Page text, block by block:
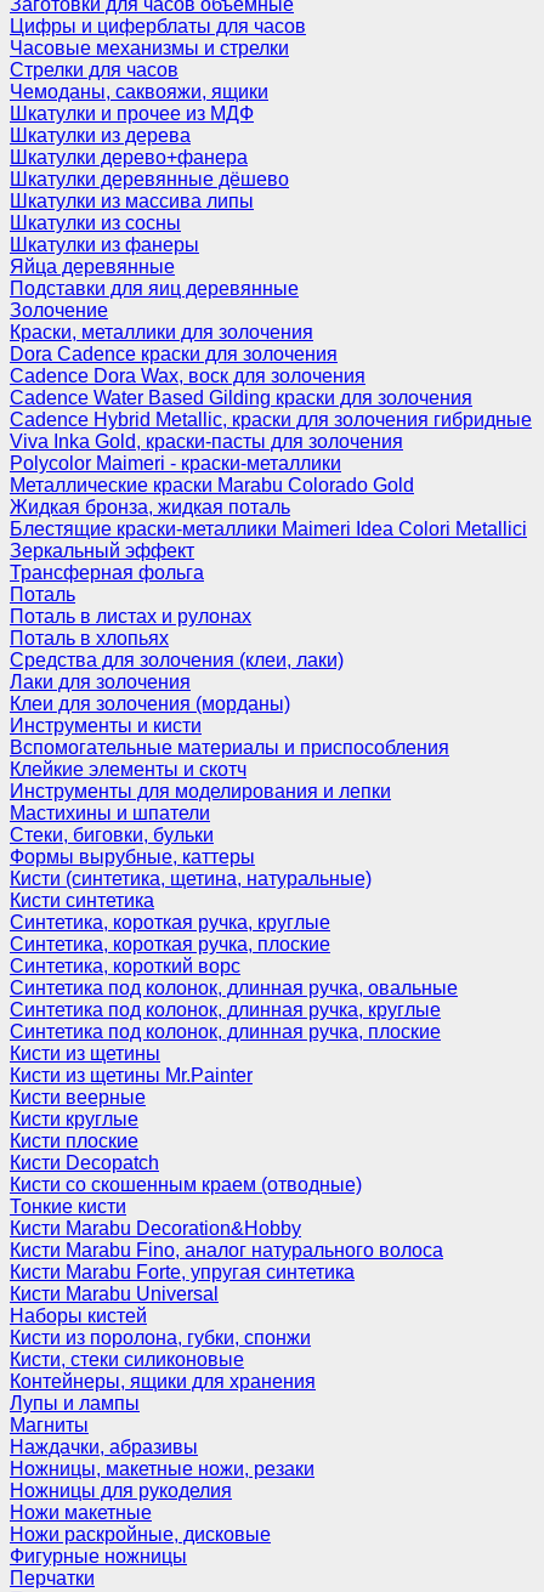
Заготовки для часов объемные
Цифры и циферблаты для часов
Часовые механизмы и стрелки
Стрелки для часов
Чемоданы, саквояжи, ящики
Шкатулки и прочее из МДФ
Шкатулки из дерева
Шкатулки дерево+фанера
Шкатулки деревянные дёшево
Шкатулки из массива липы
Шкатулки из сосны
Шкатулки из фанеры
Яйца деревянные
Подставки для яиц деревянные
Золочение
Краски, металлики для золочения
Dora Cadence краски для золочения
Cadence Dora Wax, воск для золочения
Cadence Water Based Gilding краски для золочения
Cadence Hybrid Metallic, краски для золочения гибридные
Viva Inka Gold, краски-пасты для золочения
Polycolor Maimeri - краски-металлики
Металлические краски Marabu Colorado Gold
Жидкая бронза, жидкая поталь
Блестящие краски-металлики Maimeri Idea Colori Metallici
Зеркальный эффект
Трансферная фольга
Поталь
Поталь в листах и рулонах
Поталь в хлопьях
Средства для золочения (клеи, лаки)
Лаки для золочения
Клеи для золочения (морданы)
Инструменты и кисти
Вспомогательные материалы и приспособления
Клейкие элементы и скотч
Инструменты для моделирования и лепки
Мастихины и шпатели
Стеки, биговки, бульки
Формы вырубные, каттеры
Кисти (синтетика, щетина, натуральные)
Кисти синтетика
Синтетика, короткая ручка, круглые
Синтетика, короткая ручка, плоские
Синтетика, короткий ворс
Синтетика под колонок, длинная ручка, овальные
Синтетика под колонок, длинная ручка, круглые
Синтетика под колонок, длинная ручка, плоские
Кисти из щетины
Кисти из щетины Mr.Painter
Кисти веерные
Кисти круглые
Кисти плоские
Кисти Decopatch
Кисти со скошенным краем (отводные)
Тонкие кисти
Кисти Marabu Decoration&Hobby
Кисти Marabu Fino, аналог натурального волоса
Кисти Marabu Forte, упругая синтетика
Кисти Marabu Universal
Наборы кистей
Кисти из поролона, губки, спонжи
Кисти, стеки силиконовые
Контейнеры, ящики для хранения
Лупы и лампы
Магниты
Наждачки, абразивы
Ножницы, макетные ножи, резаки
Ножницы для рукоделия
Ножи макетные
Ножи раскройные, дисковые
Фигурные ножницы
Перчатки